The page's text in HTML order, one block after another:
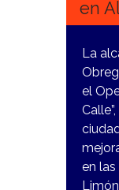
en
La
el
en